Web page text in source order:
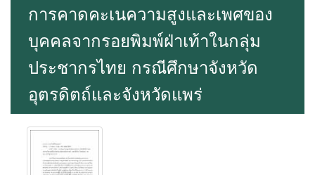
การคาดคะเนความสูงและเพศของ
บุคคลจากรอยพิมพ์ฝ่าเท้าในกลุ่ม
ประชากรไทย กรณีศึกษาจังหวัด
อุตรดิตถ์และจังหวัดแพร่